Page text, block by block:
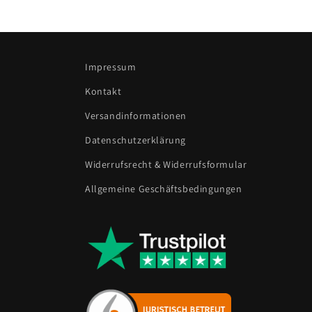
Impressum
Kontakt
Versandinformationen
Datenschutzerklärung
Widerrufsrecht & Widerrufsformular
Allgemeine Geschäftsbedingungen